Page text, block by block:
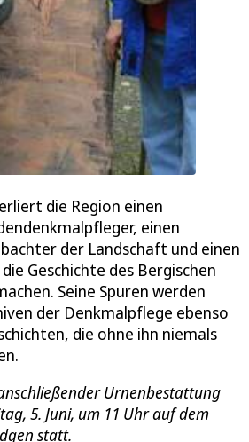
die Region einen
einen
der Landschaft und einen
Geschichte des Bergischen
Seine Spuren werden
der Denkmalpflege ebenso
die ohne ihn niemals
Urnenbestattung
5. Juni, um 11 Uhr auf dem
statt.